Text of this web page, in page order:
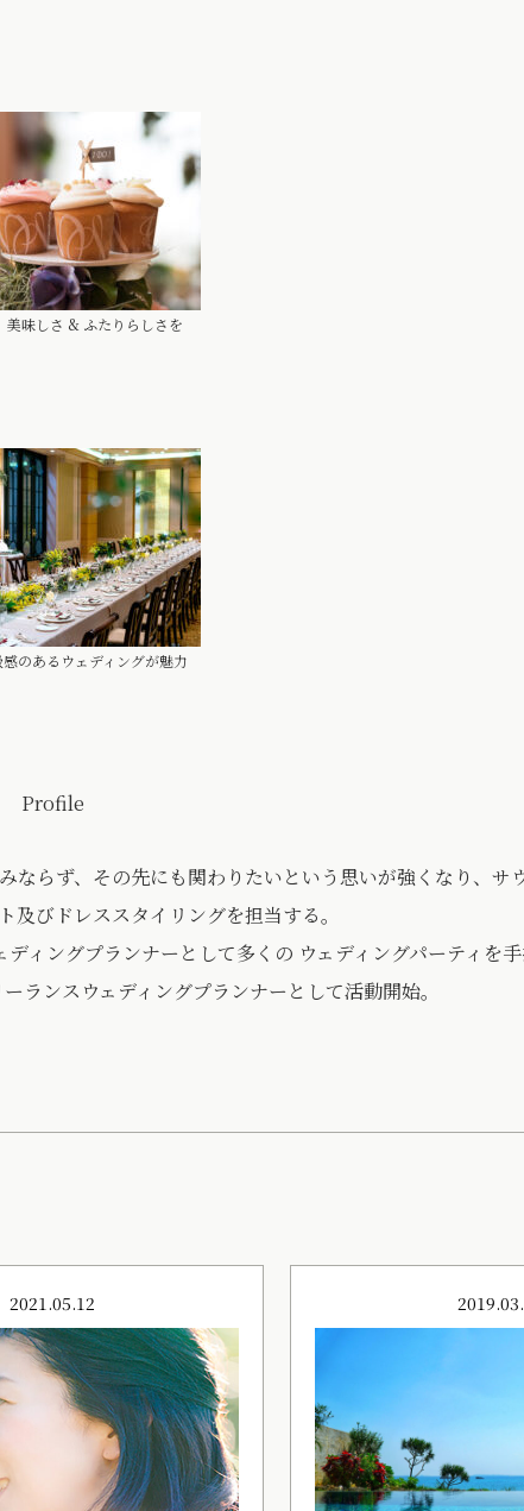
美味しさ & ふたりらしさを
のあるウェディングが魅力
Profile
らず、その先にも関わりたいという思いが強くなり、サ
びドレススタイリングを担当する。
ィングプランナーとして多くの ウェディングパーティを
ランスウェディングプランナーとして活動開始。
2021.05.12